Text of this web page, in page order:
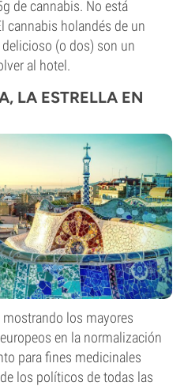
de cannabis. No está
cannabis holandés de un
(o dos) son un
al hotel.
LA ESTRELLA EN
mostrando los mayores
en la normalización
para fines medicinales
los políticos de todas las